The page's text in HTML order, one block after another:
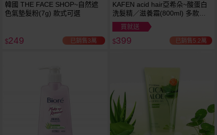
韓國 THE FACE SHOP~自然遮
色氣墊髮粉(7g) 款式可選
$249 已銷售3萬
KAFEN acid hair亞希朵~酸蛋白
洗髮精／滋養霜(800ml) 多款可
選
買就送
$399 已銷售5.2萬